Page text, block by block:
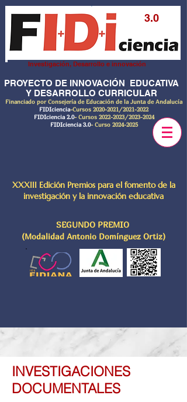
3.0
Investigación, Desarrollo e innovación
PROYECTO DE INNOVACIÓN EDUCATIVA
Y DESARROLLO CURRICULAR
Financiado por Consejería de Educación de la Junta de Andalucía
FIDIciencia-Cursos 2020-2021 /2021-2022
FIDIciencia 2.0- Cursos 2022-2023/2023-2024
FIDIciencia 3.0- Curso 2024-2025
XXXIII Edición Premios para el fomento de la
investigación y la innovación educativa
SEGUNDO PREMIO
(Modalidad Antonio Domínguez Ortiz)
INVESTIGACIONES
DOCUMENTALES